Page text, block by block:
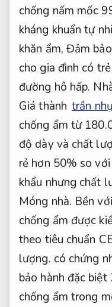
chống nấm mốc
kháng khuẩn tự
khăn ẩm, Đảm
cho gia đình có
đường hô hấp.
Giá thành trần
chống ẩm từ
độ dày và chất
rẻ hơn 50% so
khẩu nhưng chất
Móng nhà. Bền
chống ẩm được
theo tiêu chuẩn
lượng. có chứng
bảo hành đặc biệt
chống ẩm trong